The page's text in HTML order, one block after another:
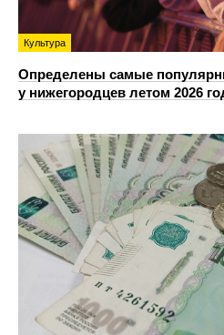
Культура
Определены самые
у нижегородцев летом 2026